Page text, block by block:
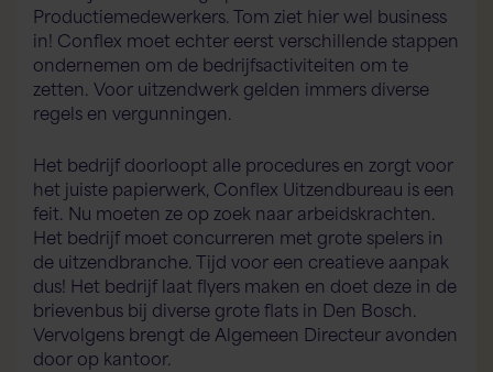
Productiemedewerkers. Tom ziet hier wel business
in! Conflex moet echter eerst verschillende stappen
ondernemen om de bedrijfsactiviteiten om te
zetten. Voor uitzendwerk gelden immers diverse
regels en vergunningen.
Het bedrijf doorloopt alle procedures en zorgt voor
het juiste papierwerk, Conflex Uitzendbureau is een
feit. Nu moeten ze op zoek naar arbeidskrachten.
Het bedrijf moet concurreren met grote spelers in
de uitzendbranche. Tijd voor een creatieve aanpak
dus! Het bedrijf laat flyers maken en doet deze in de
brievenbus bij diverse grote flats in Den Bosch.
Vervolgens brengt de Algemeen Directeur avonden
door op kantoor.